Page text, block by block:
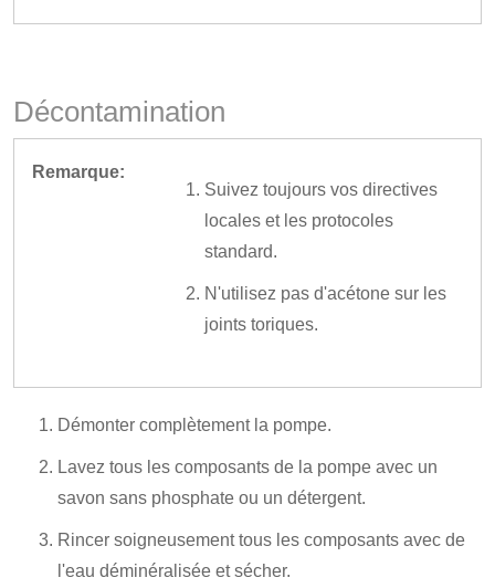
Décontamination
Remarque:
Suivez toujours vos directives
locales et les protocoles
standard.
N'utilisez pas d'acétone sur les
joints toriques.
Démonter complètement la pompe.
Lavez tous les composants de la pompe avec un
savon sans phosphate ou un détergent.
Rincer soigneusement tous les composants avec de
l'eau déminéralisée et sécher.